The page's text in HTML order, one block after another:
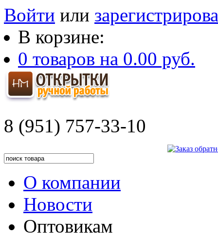
Войти или
В корзине:
0 товаров на 0.00 руб.
8 (951) 757-33-10
О компании
Новости
Оптовикам